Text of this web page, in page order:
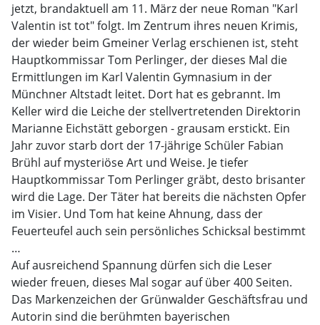
jetzt, brandaktuell am 11. März der neue Roman "Karl
Valentin ist tot" folgt. Im Zentrum ihres neuen Krimis,
der wieder beim Gmeiner Verlag erschienen ist, steht
Hauptkommissar Tom Perlinger, der dieses Mal die
Ermittlungen im Karl Valentin Gymnasium in der
Münchner Altstadt leitet. Dort hat es gebrannt. Im
Keller wird die Leiche der stellvertretenden Direktorin
Marianne Eichstätt geborgen - grausam erstickt. Ein
Jahr zuvor starb dort der 17-jährige Schüler Fabian
Brühl auf mysteriöse Art und Weise. Je tiefer
Hauptkommissar Tom Perlinger gräbt, desto brisanter
wird die Lage. Der Täter hat bereits die nächsten Opfer
im Visier. Und Tom hat keine Ahnung, dass der
Feuerteufel auch sein persönliches Schicksal bestimmt
…
Auf ausreichend Spannung dürfen sich die Leser
wieder freuen, dieses Mal sogar auf über 400 Seiten.
Das Markenzeichen der Grünwalder Geschäftsfrau und
Autorin sind die berühmten bayerischen